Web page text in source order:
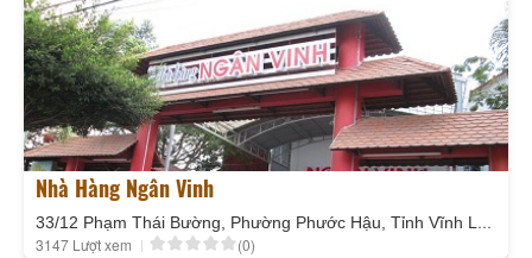
Nhà Hàng Ngân Vinh
33/12 Phạm Thái Bường, Phường Phước Hậu, Tỉnh Vĩnh Long
3147 Lượt xem
(0)